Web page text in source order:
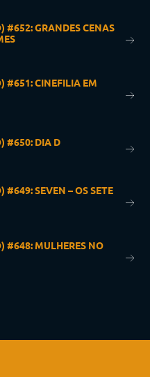
#652: GRANDES CENAS
#651: CINEFILIA EM
#650: DIA D
#649: SEVEN – OS SETE
#648: MULHERES NO